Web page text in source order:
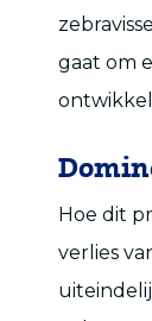
gaat om
Hoe dit
verlies